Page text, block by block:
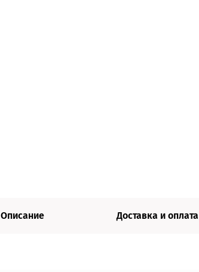
Описание Доставка и оплата